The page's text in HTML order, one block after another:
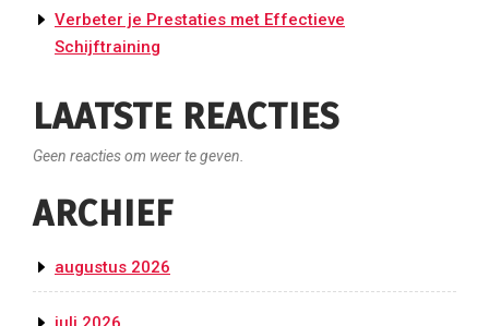
Verbeter je Prestaties met Effectieve
Schijftraining
LAATSTE REACTIES
Geen reacties om weer te geven.
ARCHIEF
augustus 2026